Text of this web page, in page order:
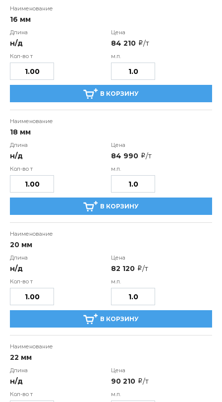
16 мм
н/д 84 210 i/т
В КОРЗИНУ
18 мм
н/д 84 990 i/т
В КОРЗИНУ
20 мм
н/д 82 120 i/т
В КОРЗИНУ
22 мм
н/д 90 210 i/т